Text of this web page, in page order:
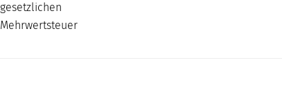
gesetzlichen
Mehrwertsteuer